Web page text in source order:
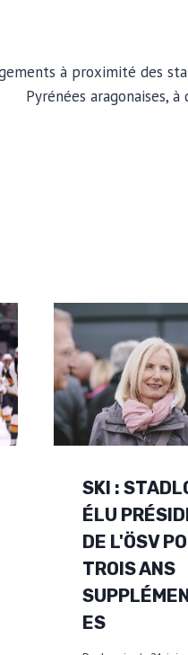
à proximité des
Pyrénées aragonaises,
SKI :
ÉLU
DE L'ÖSV
TROIS ANS
ES